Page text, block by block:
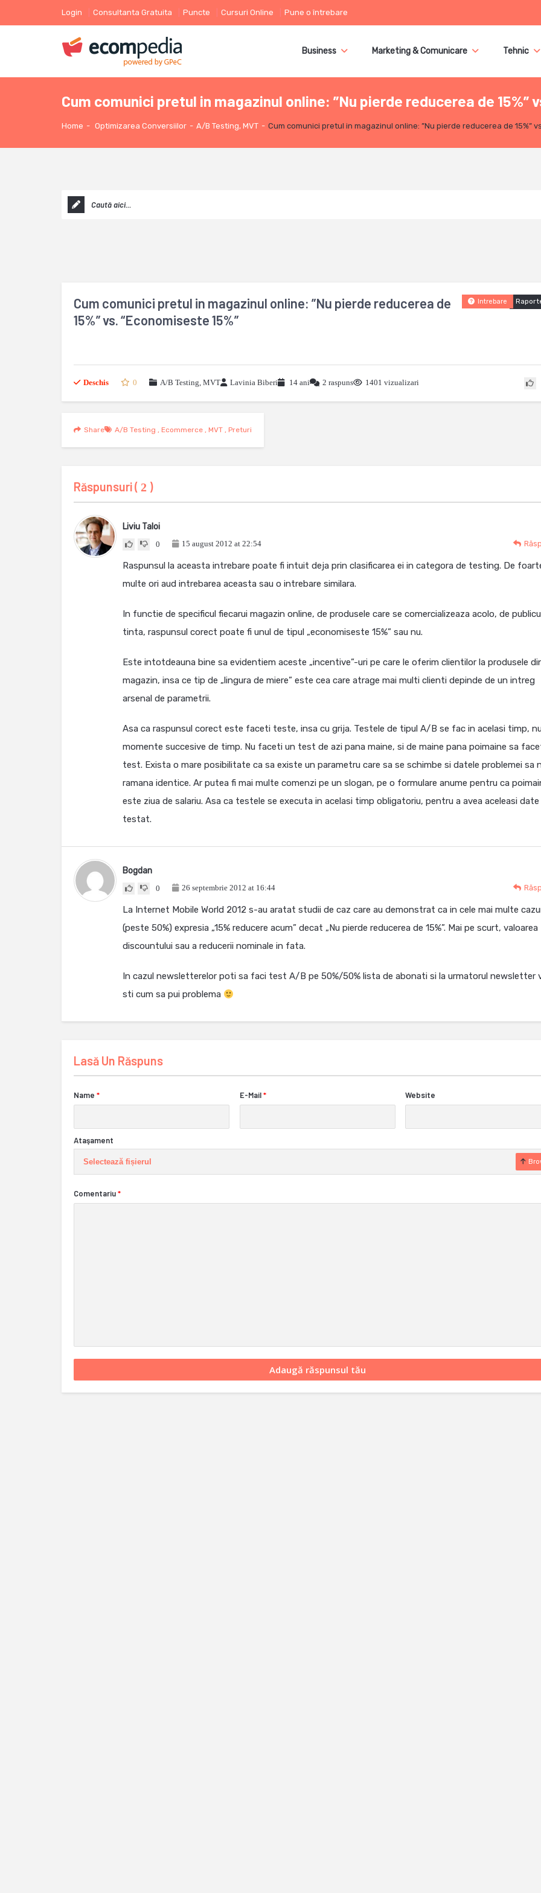
Login Consultanta Gratuita Puncte Cursuri Online Pune o întrebare
Business Marketing & Comunicare Tehnic
Cum comunici pretul in magazinul online: ”Nu pierde reducerea de 15%”
Home - Optimizarea Conversiilor - A/B Testing, MVT - Cum comunici pretul in magazinul online: ”Nu pierde reducerea de 15%”
Cum comunici pretul in magazinul online: ”Nu pierde reducerea de
15%” vs. “Economiseste 15%”
Intrebare
Deschis 0 A/B Testing, MVT Lavinia Biberi 14 ani 2 raspuns 1401 vizualizari
A/B Testing , Ecommerce , MVT , Preturi
Share
Răspunsuri ( 2 )
Liviu Taloi
0 15 august 2012 at 22:54
Raspunsul la aceasta intrebare poate fi intuit deja prin clasificarea ei in categora de testing. De
multe ori aud intrebarea aceasta sau o intrebare similara.
In functie de specificul fiecarui magazin online, de produsele care se comercializeaza acolo, de
tinta, raspunsul corect poate fi unul de tipul „economiseste 15%” sau nu.
Este intotdeauna bine sa evidentiem aceste „incentive”-uri pe care le oferim clientilor la produsele
magazin, insa ce tip de „lingura de miere” este cea care atrage mai multi clienti depinde de un intreg
arsenal de parametrii.
Asa ca raspunsul corect este faceti teste, insa cu grija. Testele de tipul A/B se fac in acelasi timp,
momente succesive de timp. Nu faceti un test de azi pana maine, si de maine pana poimaine sa
test. Exista o mare posibilitate ca sa existe un parametru care sa se schimbe si datele problemei sa
ramana identice. Ar putea fi mai multe comenzi pe un slogan, pe o formulare anume pentru ca
este ziua de salariu. Asa ca testele se executa in acelasi timp obligatoriu, pentru a avea aceleasi date
testat.
Bogdan
0 26 septembrie 2012 at 16:44
La Internet Mobile World 2012 s-au aratat studii de caz care au demonstrat ca in cele mai multe
(peste 50%) expresia „15% reducere acum” decat „Nu pierde reducerea de 15%”. Mai pe scurt, valoarea
discountului sau a reducerii nominale in fata.
In cazul newsletterelor poti sa faci test A/B pe 50%/50% lista de abonati si la urmatorul newsletter
sti cum sa pui problema
Lasă Un Răspuns
Name * E-Mail * Website
Ataşament
Selectează fișierul
Comentariu*